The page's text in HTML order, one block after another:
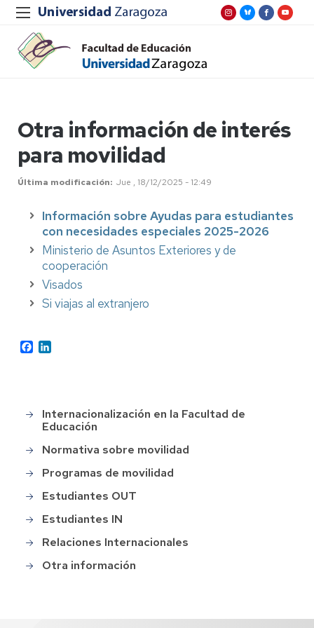
Otra información de interés
para movilidad
Última modificación Jue , 18/12/2025 - 12:49
Información sobre Ayudas para estudiantes
con necesidades especiales 2025-2026
Ministerio de Asuntos Exteriores y de
cooperación
Visados
Si viajas al extranjero
Facebook
Main
menu
Internacionalización en la Facultad de
Educación
Normativa sobre movilidad
Programas de movilidad
Estudiantes OUT
Estudiantes IN
Relaciones Internacionales
Otra información